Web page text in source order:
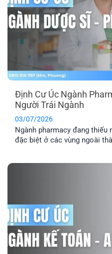
Định Cư Úc Ngành
Người Trái Ngành
03/07/2026
Ngành pharmacy đang thiếu
đặc biệt ở các vùng ngoài
đang học ngành Dược,